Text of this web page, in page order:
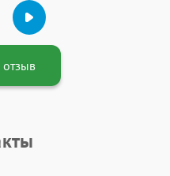
отзыв